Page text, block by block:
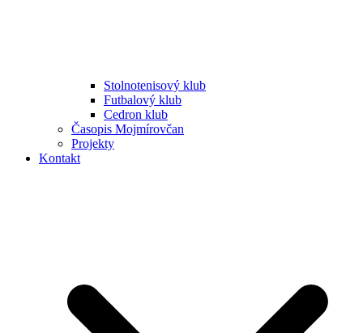
Stolnotenisový klub
Futbalový klub
Cedron klub
Časopis Mojmírovčan
Projekty
Kontakt